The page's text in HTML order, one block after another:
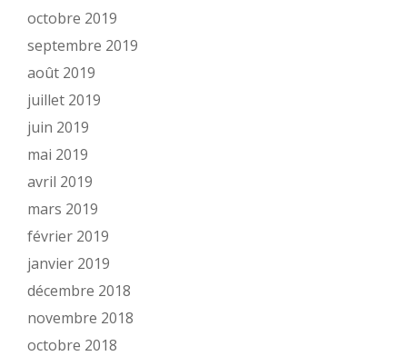
octobre 2019
septembre 2019
août 2019
juillet 2019
juin 2019
mai 2019
avril 2019
mars 2019
février 2019
janvier 2019
décembre 2018
novembre 2018
octobre 2018